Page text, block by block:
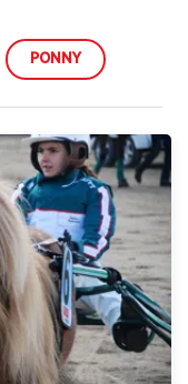
PONNY